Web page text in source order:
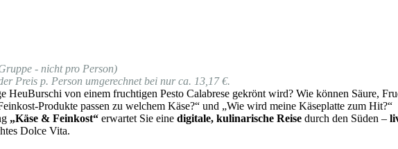
- nicht pro Person)
Preis p. Person umgerechnet bei nur ca. 13,17 €.
HeuBurschi von einem fruchtigen Pesto Calabrese gekrönt wird? Wie können Säure,
Produkte passen zu welchem Käse?“ und „Wie wird meine Käseplatte zum Hit?“
„Käse & Feinkost“ erwartet Sie eine digitale, kulinarische Reise durch den Süden –
Dolce Vita.